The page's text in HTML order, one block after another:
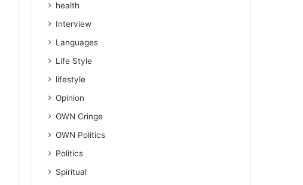
health
Interview
Languages
Life Style
lifestyle
Opinion
OWN Cringe
OWN Politics
Politics
Spiritual